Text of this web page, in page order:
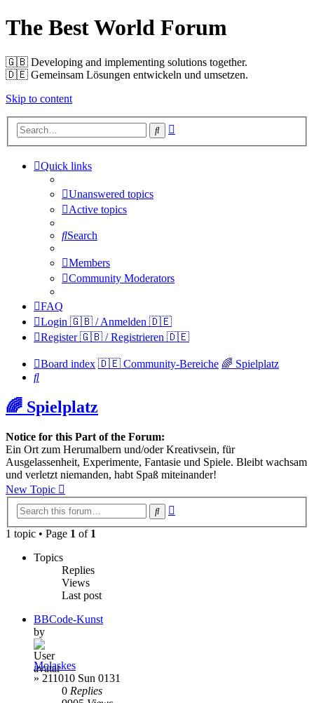
The Best World Forum
🇬🇧️ Developing and implementing solutions together.
🇩🇪️ Gemeinsam Lösungen entwickeln und umsetzen.
Skip to content
Search
Quick links
Unanswered topics
Active topics
Search
Members
Community Moderators
FAQ
Login 🇬🇧 / Anmelden 🇩🇪
Register 🇬🇧 / Registrieren 🇩🇪
Board index 🇩🇪 Community-Bereiche 🌈 Spielplatz
Search
🌈 Spielplatz
Notice for this Part of the Forum:
Ein Ort zum Herumalbern und/oder Kreativsein, für
Ausgelassenheit, Experimente, Fantasie und Spiele. Bleibt wachsam
und verletzt niemanden, habt Spaß miteinander!
New Topic
Search
1 topic • Page 1 of 1
Topics
Replies
Views
Last post
BBCode-Kunst
by
Molaskes
» 211010 Sun 0131
0 Replies